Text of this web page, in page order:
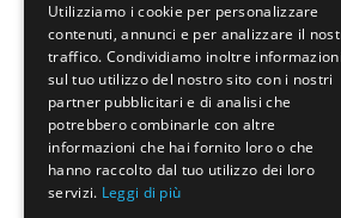
👉🏼
Utilizziamo i cookie per personalizzare
contenuti, annunci e per analizzare il
traffico. Condividiamo inoltre informazioni
sul tuo utilizzo del nostro sito con i nostri
partner pubblicitari e di analisi che
potrebbero combinarle con altre
informazioni che hai fornito loro o che
hanno raccolto dal tuo utilizzo dei loro
servizi. Leggi di più